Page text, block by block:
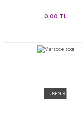
0,00 TL
TÜKENDİ